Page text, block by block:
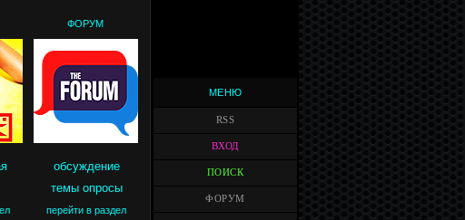
ФОРУМ
обсуждение
темы опросы
перейти в раздел
МЕНЮ
RSS
ВХОД
ПОИСК
ФОРУМ